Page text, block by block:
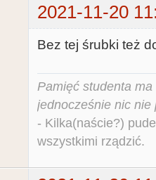
2021-11-20
Bez tej śrubki też
Pamięć studenta
jednocześnie nic nie
- Kilka(naście?)
wszystkimi rządzić.